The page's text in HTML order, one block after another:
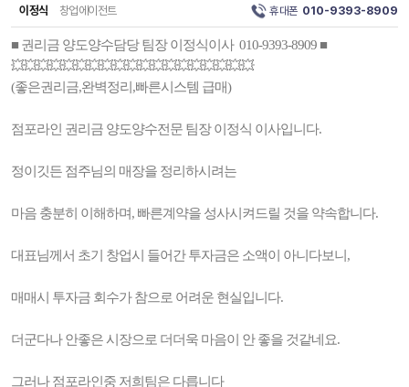
이정식 창업에이전트 휴대폰 010-9393-8909
■ 권리금 양도양수담당 팀장 이정식이사 010-9393-8909 ■
💥💥💥💥💥💥💥💥💥💥💥💥💥💥💥💥💥💥💥
(좋은권리금,완벽정리,빠른시스템 급매)
점포라인 권리금 양도양수전문 팀장 이정식 이사입니다.
정이깃든 점주님의 매장을 정리하시려는
마음 충분히 이해하며, 빠른계약을 성사시켜드릴 것을 약속합니다.
대표님께서 초기 창업시 들어간 투자금은 소액이 아니다보니,
매매시 투자금 회수가 참으로 어려운 현실입니다.
더군다나 안좋은 시장으로 더더욱 마음이 안 좋을 것같네요.
그러나 점포라인중 저희팀은 다릅니다